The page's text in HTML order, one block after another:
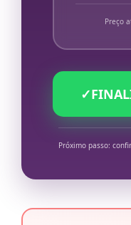
Preço
✓
Próximo passo: